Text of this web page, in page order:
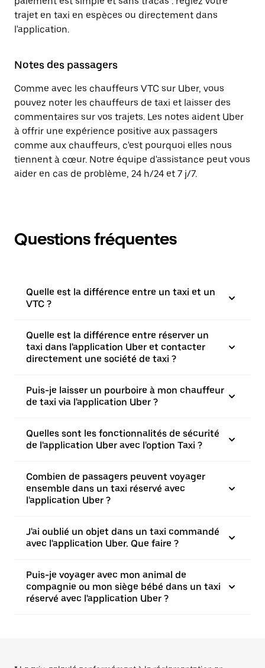
trajet en taxi en espèces ou directement dans
l'application.
Notes des passagers
Comme avec les chauffeurs VTC sur Uber, vous
pouvez noter les chauffeurs de taxi et laisser des
commentaires sur vos trajets. Les notes aident Uber
à offrir une expérience positive aux passagers
comme aux chauffeurs, c'est pourquoi elles nous
tiennent à cœur. Notre équipe d'assistance peut vous
aider en cas de problème, 24 h/24 et 7 j/7.
Questions fréquentes
Quelle est la différence entre un taxi et un
VTC ?
Quelle est la différence entre réserver un
taxi dans l'application Uber et contacter
directement une société de taxi ?
Puis-je laisser un pourboire à mon chauffeur
de taxi via l'application Uber ?
Quelles sont les fonctionnalités de sécurité
de l'application Uber avec l'option Taxi ?
Combien de passagers peuvent voyager
ensemble dans un taxi réservé avec
l'application Uber ?
J'ai oublié un objet dans un taxi commandé
avec l'application Uber. Que faire ?
Puis-je voyager avec mon animal de
compagnie ou mon siège bébé dans un taxi
réservé avec l'application Uber ?